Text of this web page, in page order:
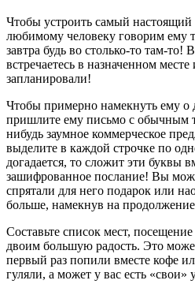
Чтобы устроить самый
любимому человеку говорим ему
завтра будь во столько-то там-то!
встречаетесь в назначенном месте
запланировали!
Чтобы примерно намекнуть ему о
пришлите ему письмо с обычным
нибудь заумное коммерческое
выделите в каждой строчке по
догадается, то сложит эти буквы
зашифрованное послание! Вы
спрятали для него подарок или
больше, намекнув на
Составьте список мест,
двоим большую радость. Это
первый раз попили вместе кофе
гуляли, а может у вас есть